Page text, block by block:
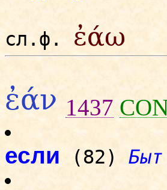
сл.ф. ἐάω
ἐάν 1437
если (82)